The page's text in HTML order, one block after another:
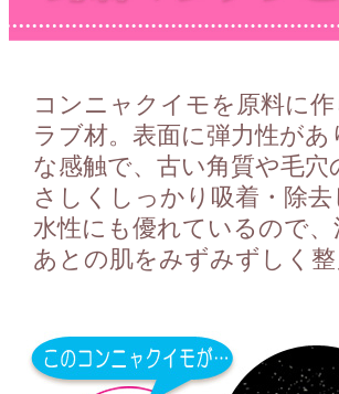
コンニャクイモを原料に
ラブ材。表面に弾力性があ
な感触で、古い角質や毛穴
さしくしっかり吸着・除
水性にも優れているので、
あとの肌をみずみずしく整